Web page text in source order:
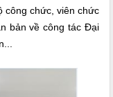
công chức, viên chức
bản về công tác Đại